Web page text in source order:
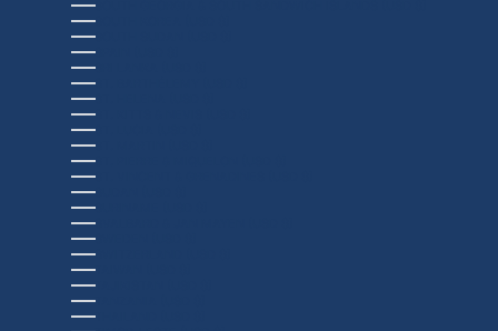
SOUTH GEORGIA & SOUTH SANDWICH ISLANDS (USD $)
SOUTH KOREA (USD $)
SOUTH SUDAN (USD $)
SPAIN (USD $)
SRI LANKA (USD $)
ST. BARTHÉLEMY (USD $)
ST. HELENA (USD $)
ST. KITTS & NEVIS (USD $)
ST. LUCIA (USD $)
ST. MARTIN (USD $)
ST. PIERRE & MIQUELON (USD $)
ST. VINCENT & GRENADINES (USD $)
SUDAN (USD $)
SURINAME (USD $)
SVALBARD & JAN MAYEN (USD $)
SWEDEN (USD $)
SWITZERLAND (USD $)
TAIWAN (USD $)
TAJIKISTAN (USD $)
TANZANIA (USD $)
THAILAND (USD $)